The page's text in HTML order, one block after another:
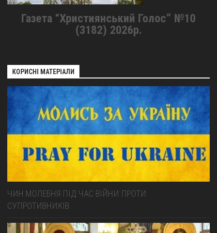
Газета “Християнський Голос” №10
(3182) 2026р.
КОРИСНІ МАТЕРІАЛИ
ЧИН МОЛЕБНЯ ПІД ЧАС ВІЙНИ ПРОТИ
СУПРОТИВНИКІВ